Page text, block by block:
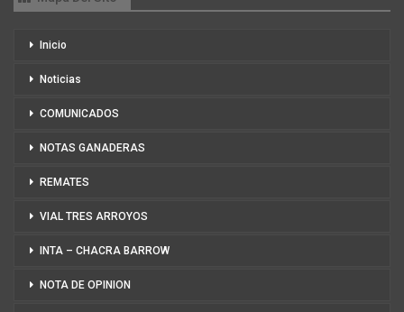
Inicio
Noticias
COMUNICADOS
NOTAS GANADERAS
REMATES
VIAL TRES ARROYOS
INTA – CHACRA BARROW
NOTA DE OPINION